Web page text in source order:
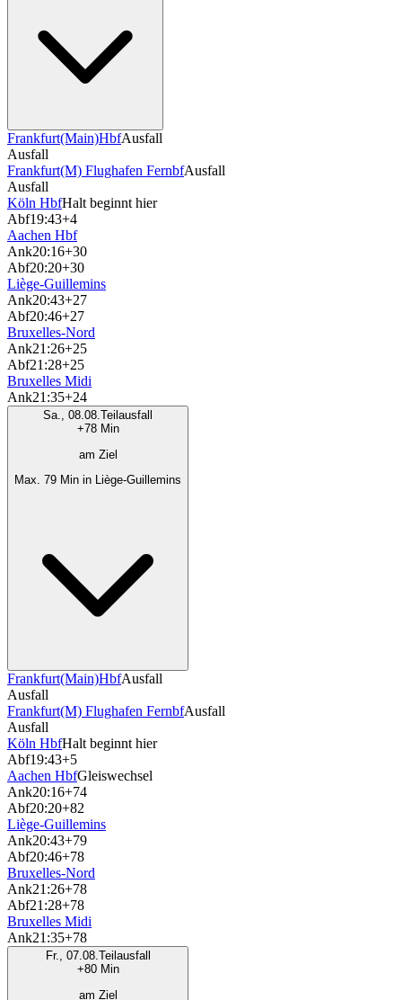
Frankfurt(Main)HbfAusfall
Ausfall
Frankfurt(M) Flughafen FernbfAusfall
Ausfall
Köln HbfHalt beginnt hier
Abf19:43+4
Aachen Hbf
Ank20:16+30
Abf20:20+30
Liège-Guillemins
Ank20:43+27
Abf20:46+27
Bruxelles-Nord
Ank21:26+25
Abf21:28+25
Bruxelles Midi
Ank21:35+24
Sa., 08.08.Teilausfall
+78 Min
am Ziel
Max. 79 Min in Liège-Guillemins
Frankfurt(Main)HbfAusfall
Ausfall
Frankfurt(M) Flughafen FernbfAusfall
Ausfall
Köln HbfHalt beginnt hier
Abf19:43+5
Aachen HbfGleiswechsel
Ank20:16+74
Abf20:20+82
Liège-Guillemins
Ank20:43+79
Abf20:46+78
Bruxelles-Nord
Ank21:26+78
Abf21:28+78
Bruxelles Midi
Ank21:35+78
Fr., 07.08.Teilausfall
+80 Min
am Ziel